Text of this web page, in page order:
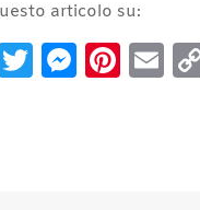
articolo su:
Twitter